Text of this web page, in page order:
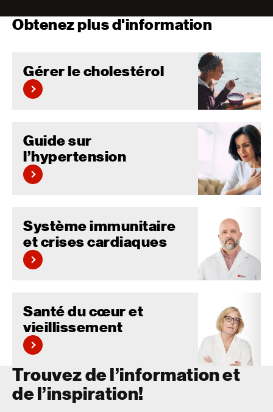
Obtenez plus d'information
Gérer le cholestérol
Guide sur
l’hypertension
Système immunitaire
et crises cardiaques
Santé du cœur et
vieillissement
Trouvez de l’information et
de l’inspiration!